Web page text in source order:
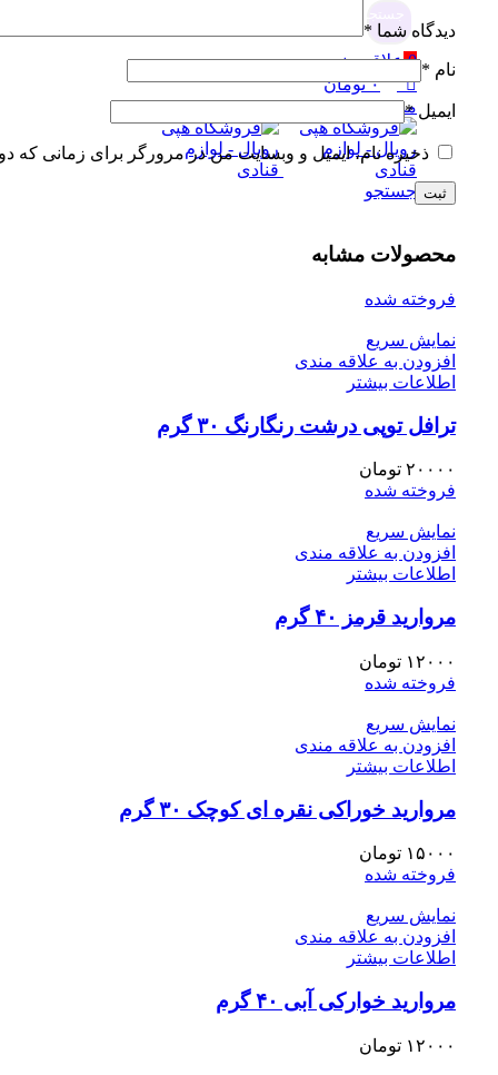
0 علاقه مندی
۰ تومان
منو
جستجو
دیدگاه شما *
نام *
ایمیل*
ذخیره نام، ایمیل و وبسایت من در مرورگر برای زمانی که
محصولات مشابه
فروخته شده
نمایش سریع
افزودن به علاقه مندی
اطلاعات بیشتر
ترافل توپی درشت رنگارنگ ۳۰ گرم
۲۰۰۰۰ تومان
فروخته شده
نمایش سریع
افزودن به علاقه مندی
اطلاعات بیشتر
مروارید قرمز ۴۰ گرم
۱۲۰۰۰ تومان
فروخته شده
نمایش سریع
افزودن به علاقه مندی
اطلاعات بیشتر
مروارید خوراکی نقره ای کوچک ۳۰ گرم
۱۵۰۰۰ تومان
فروخته شده
نمایش سریع
افزودن به علاقه مندی
اطلاعات بیشتر
مروارید خوارکی آبی ۴۰ گرم
۱۲۰۰۰ تومان